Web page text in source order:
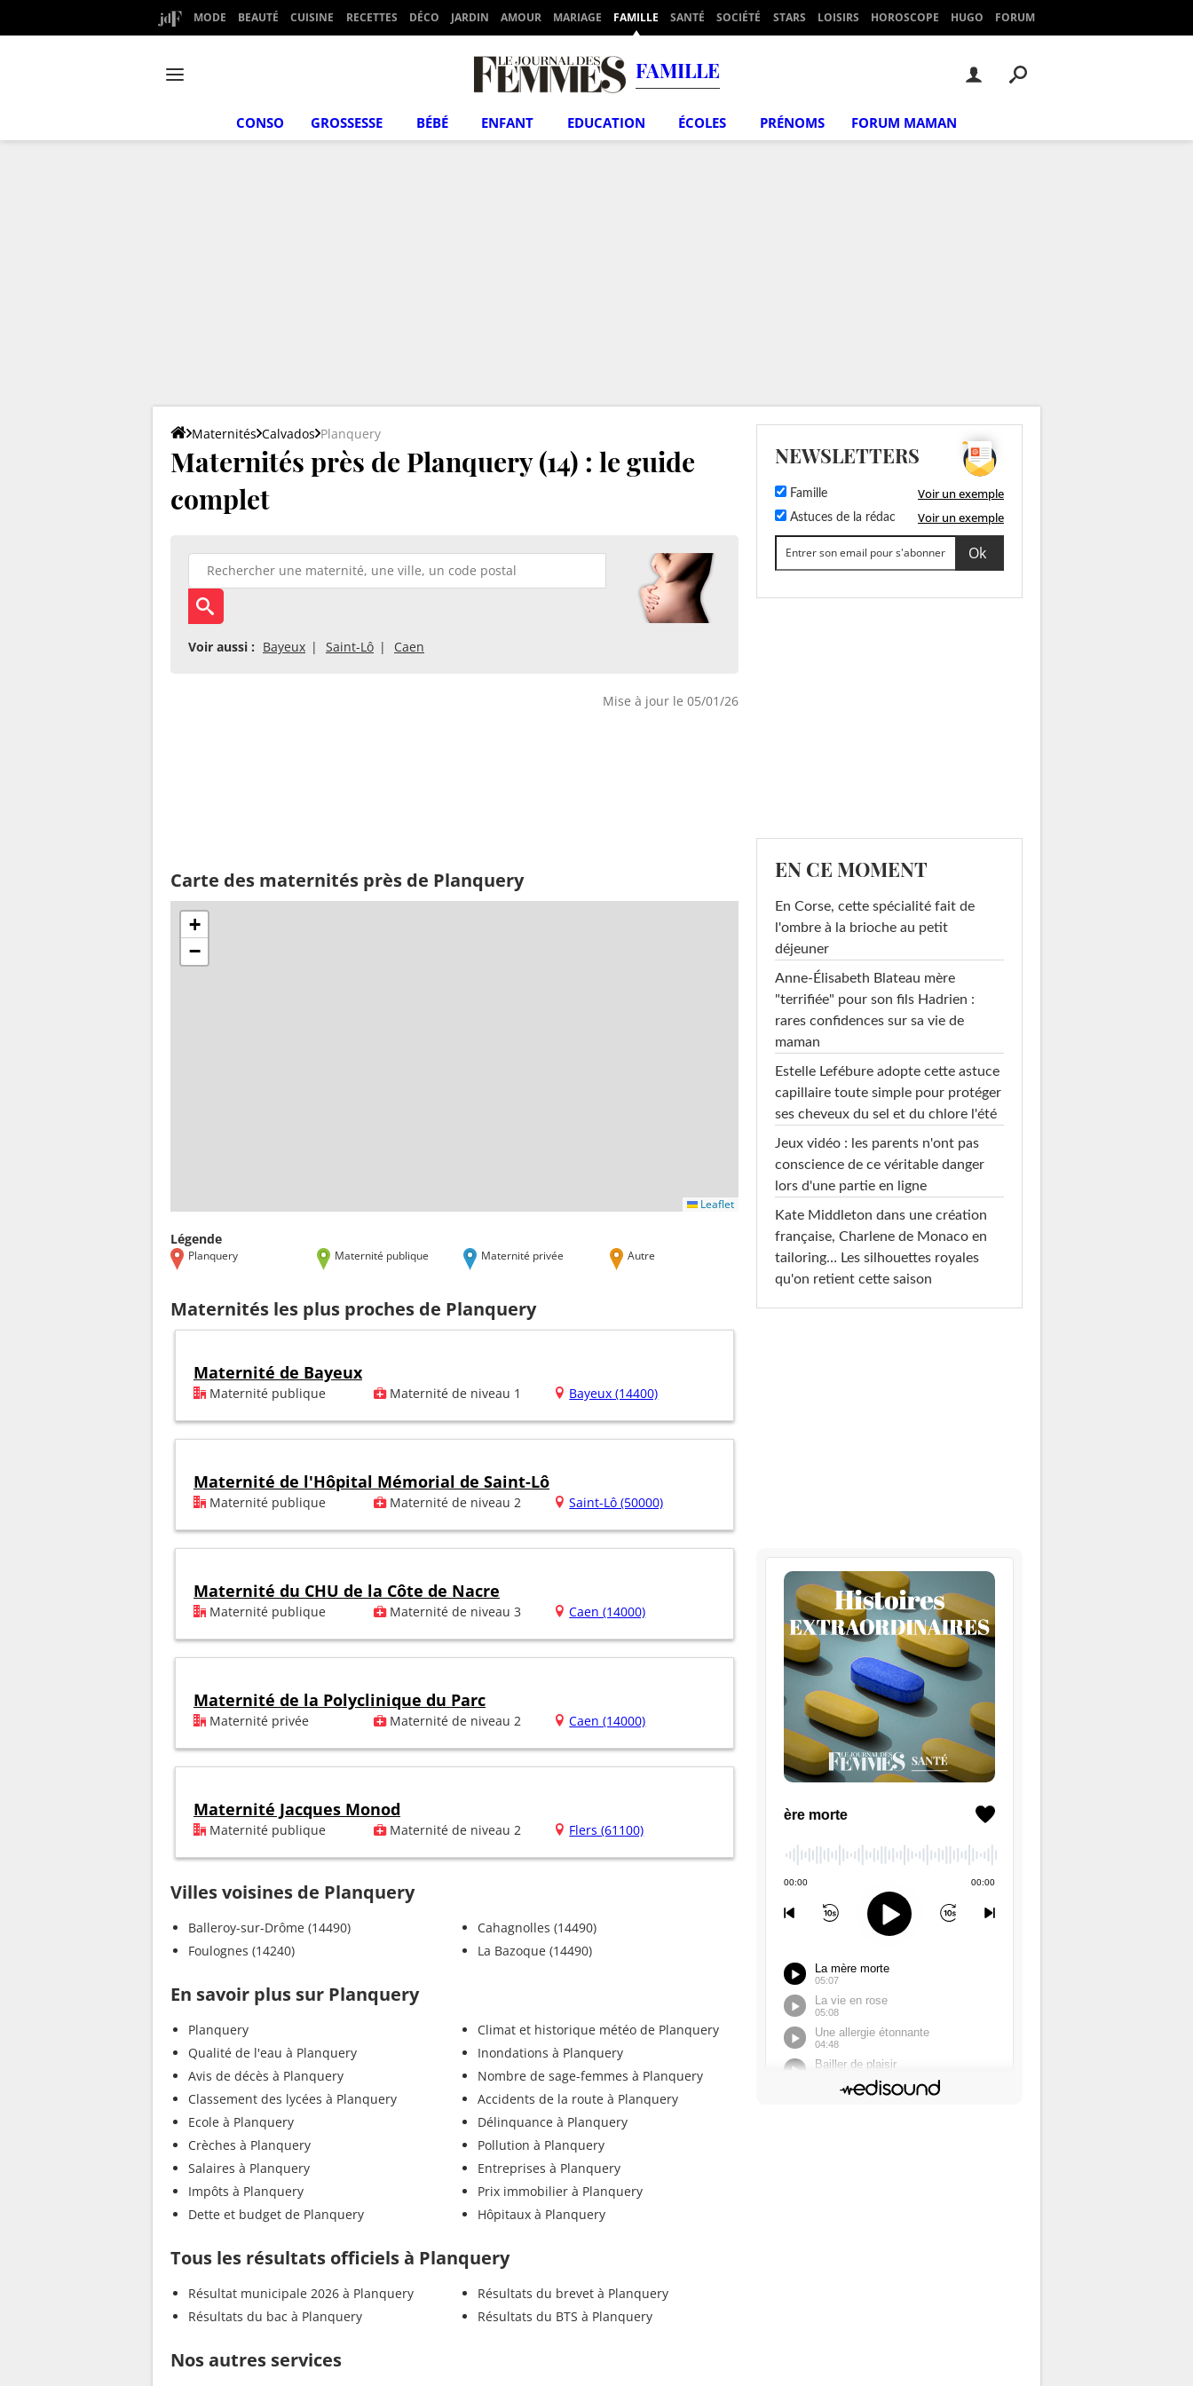
MODE BEAUTÉ CUISINE RECETTES DÉCO JARDIN AMOUR MARIAGE FAMILLE SANTÉ SOCIÉTÉ STARS LOISIRS HOROSCOPE HUGO FORUM
FAMILLE
CONSO GROSSESSE BÉBÉ ENFANT EDUCATION ÉCOLES PRÉNOMS FORUM MAMAN
Maternités Calvados Planquery
Maternités près de Planquery (14) : le guide
complet
Voir aussi : Bayeux Saint-Lô Caen
Mise à jour le 05/01/26
Carte des maternités près de Planquery
+
−
Leaflet
Légende
Planquery Maternité publique Maternité privée Autre
Maternités les plus proches de Planquery
Maternité de Bayeux
Maternité publique Maternité de niveau 1 Bayeux (14400)
Maternité de l'Hôpital Mémorial de Saint-Lô
Maternité publique Maternité de niveau 2 Saint-Lô (50000)
Maternité du CHU de la Côte de Nacre
Maternité publique Maternité de niveau 3 Caen (14000)
Maternité de la Polyclinique du Parc
Maternité privée Maternité de niveau 2 Caen (14000)
Maternité Jacques Monod
Maternité publique Maternité de niveau 2 Flers (61100)
Villes voisines de Planquery
Balleroy-sur-Drôme (14490)
Foulognes (14240)
Cahagnolles (14490)
La Bazoque (14490)
En savoir plus sur Planquery
Planquery
Qualité de l'eau à Planquery
Avis de décès à Planquery
Classement des lycées à Planquery
Ecole à Planquery
Crèches à Planquery
Salaires à Planquery
Impôts à Planquery
Dette et budget de Planquery
Climat et historique météo de Planquery
Inondations à Planquery
Nombre de sage-femmes à Planquery
Accidents de la route à Planquery
Délinquance à Planquery
Pollution à Planquery
Entreprises à Planquery
Prix immobilier à Planquery
Hôpitaux à Planquery
Tous les résultats officiels à Planquery
Résultat municipale 2026 à Planquery
Résultats du bac à Planquery
Résultats du brevet à Planquery
Résultats du BTS à Planquery
Nos autres services
NEWSLETTERS
Famille Voir un exemple
Astuces de la rédac Voir un exemple
EN CE MOMENT
En Corse, cette spécialité fait de
l'ombre à la brioche au petit
déjeuner
Anne-Élisabeth Blateau mère
"terrifiée" pour son fils Hadrien :
rares confidences sur sa vie de
maman
Estelle Lefébure adopte cette astuce
capillaire toute simple pour protéger
ses cheveux du sel et du chlore l'été
Jeux vidéo : les parents n'ont pas
conscience de ce véritable danger
lors d'une partie en ligne
Kate Middleton dans une création
française, Charlene de Monaco en
tailoring… Les silhouettes royales
qu'on retient cette saison